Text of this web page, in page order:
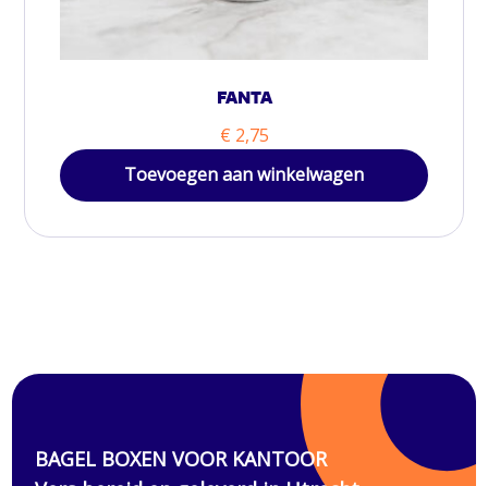
FANTA
€ 2,75
Toevoegen aan winkelwagen